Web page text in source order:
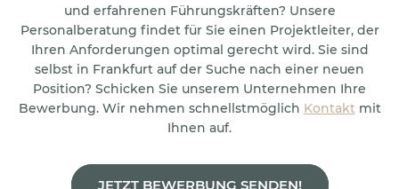
und erfahrenen Führungskräften? Unsere
Personalberatung findet für Sie einen Projektleiter, der
Ihren Anforderungen optimal gerecht wird. Sie sind
selbst in Frankfurt auf der Suche nach einer neuen
Position? Schicken Sie unserem Unternehmen Ihre
Bewerbung. Wir nehmen schnellstmöglich Kontakt mit
Ihnen auf.
JETZT BEWERBUNG SENDEN!